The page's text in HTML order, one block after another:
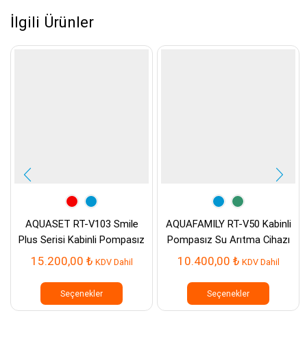
İlgili Ürünler
AQUASET RT-V103 Smile
Plus Serisi Kabinli Pompasız
Su Arıtma Cihazı
15.200,00 ₺ KDV Dahil
Seçenekler
fazla
AQUAFAMILY RT-V50 Kabinli
Pompasız Su Arıtma Cihazı
10.400,00 ₺ KDV Dahil
Seçenekler
fazla